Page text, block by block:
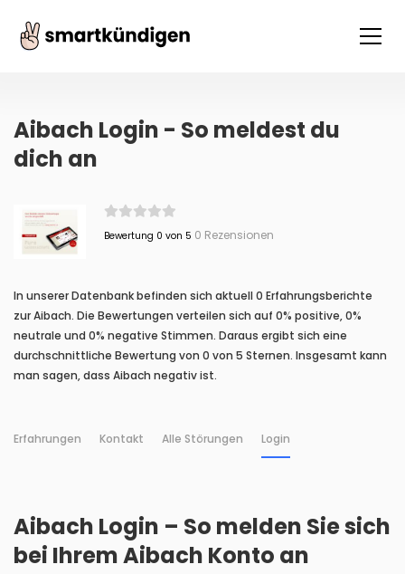
Aibach Login - So meldest du
dich an
Bewertung 0 von 5 0 Rezensionen
In unserer Datenbank befinden sich aktuell 0 Erfahrungsberichte
zur Aibach. Die Bewertungen verteilen sich auf 0% positive, 0%
neutrale und 0% negative Stimmen. Daraus ergibt sich eine
durchschnittliche Bewertung von 0 von 5 Sternen. Insgesamt kann
man sagen, dass Aibach negativ ist.
Erfahrungen Kontakt Alle Störungen Login
Aibach Login – So melden Sie sich
bei Ihrem Aibach Konto an